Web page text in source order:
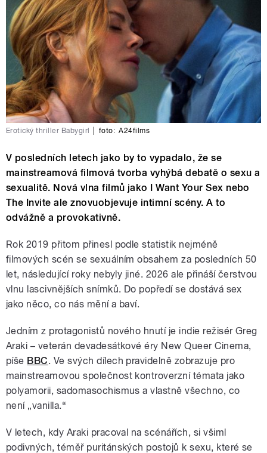
Erotický thriller Babygirl foto: A24films
V posledních letech jako by to vypadalo, že se
mainstreamová filmová tvorba vyhýbá debatě o sexu a
sexualitě. Nová vlna filmů jako I Want Your Sex nebo
The Invite ale znovuobjevuje intimní scény. A to
odvážně a provokativně.
Rok 2019 přitom přinesl podle statistik nejméně
filmových scén se sexuálním obsahem za posledních 50
let, následující roky nebyly jiné. 2026 ale přináší čerstvou
vlnu lascivnějších snímků. Do popředí se dostává sex
jako něco, co nás mění a baví.
Jedním z protagonistů nového hnutí je indie režisér Greg
Araki – veterán devadesátkové éry New Queer Cinema,
píše BBC. Ve svých dílech pravidelně zobrazuje pro
mainstreamovou společnost kontroverzní témata jako
polyamorii, sadomasochismus a vlastně všechno, co
není „vanilla.“
V letech, kdy Araki pracoval na scénářích, si všiml
podivných, téměř puritánských postojů k sexu, které se